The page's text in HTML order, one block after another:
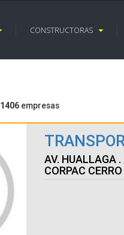
CONSTRUCTORAS
1406empresas
AV. HUALLAGA
CORPAC